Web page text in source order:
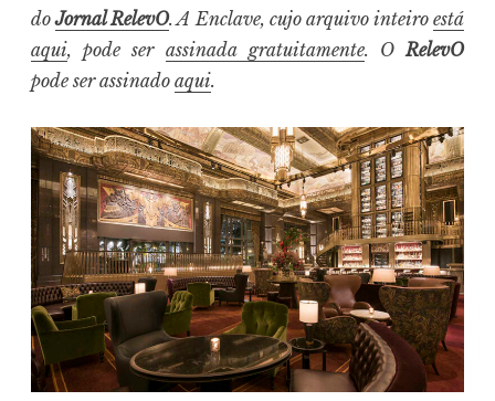
doJornal RelevO. A Enclave, cujo arquivo inteiro está
aqui, pode ser assinada gratuitamente. ORelevO
pode ser assinado aqui.